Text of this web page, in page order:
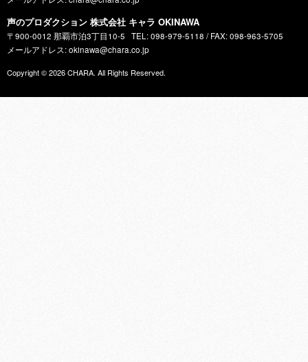
声のプロダクション 株式会社 キャラ OKINAWA
〒900-0012 那覇市泊3丁目10-5
TEL: 098-979-5118 / FAX: 098-963-5705
メールアドレス: okinawa@chara.co.jp
Copyright © 2026CHARA. All Rights Reserved.